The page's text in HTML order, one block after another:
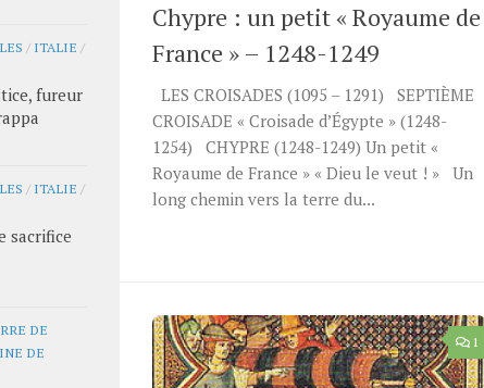
Chypre : un petit « Royaume de
France » – 1248-1249
LES CROISADES (1095 – 1291) SEPTIÈME
CROISADE « Croisade d’Égypte » (1248-
1254) CHYPRE (1248-1249) Un petit «
Royaume de France » « Dieu le veut ! » Un
long chemin vers la terre du...
1
/ ITALIE /
fureur
/ ITALIE /
sacrifice
DE
DE